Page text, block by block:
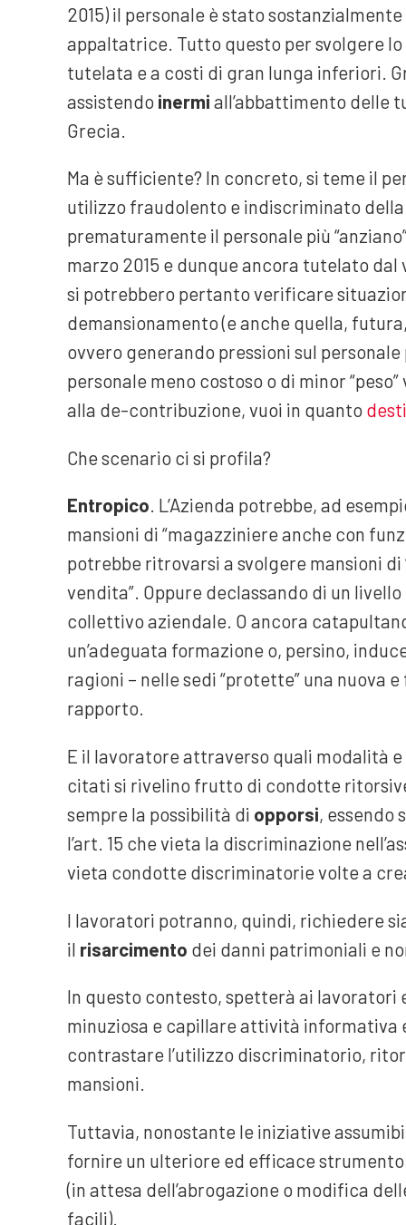
2015) il personale è stato
appaltatrice. Tutto questo per svolgere
tutelata e a costi di gran lunga inferiori.
assistendo inermi all’abbattimento delle
Grecia.
Ma è sufficiente? In concreto, si teme il
utilizzo fraudolento e indiscriminato
prematuramente il personale più
marzo 2015 e dunque ancora tutelato
si potrebbero pertanto verificare
demansionamento (e anche quella,
ovvero generando pressioni sul
personale meno costoso o di minor
alla de-contribuzione, vuoi in quanto
Che scenario ci si profila?
Entropico. L’Azienda potrebbe, ad
mansioni di “magazziniere anche con
potrebbe ritrovarsi a svolgere mansioni
vendita”. Oppure declassando di un
collettivo aziendale. O ancora
un’adeguata formazione o, persino,
ragioni – nelle sedi “protette” una
rapporto.
E il lavoratore attraverso quali modalità
citati si rivelino frutto di condotte
sempre la possibilità di opporsi, essendo
l’art. 15 che vieta la discriminazione
vieta condotte discriminatorie volte a
I lavoratori potranno, quindi, richiedere
il risarcimento dei danni patrimoniali e
In questo contesto, spetterà ai lavoratori
minuziosa e capillare attività
contrastare l’utilizzo discriminatorio,
mansioni.
Tuttavia, nonostante le iniziative
fornire un ulteriore ed efficace
(in attesa dell’abrogazione o modifica
facili).